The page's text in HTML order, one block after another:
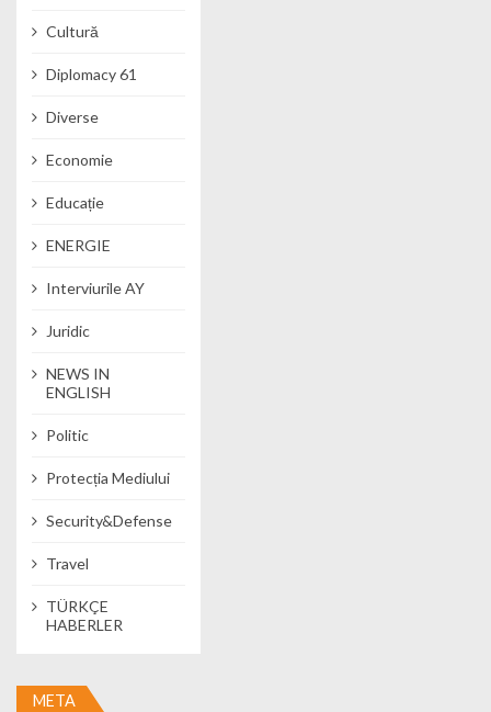
Cultură
Diplomacy 61
Diverse
Economie
Educație
ENERGIE
Interviurile AY
Juridic
NEWS IN
ENGLISH
Politic
Protecția Mediului
Security&Defense
Travel
TÜRKÇE
HABERLER
META